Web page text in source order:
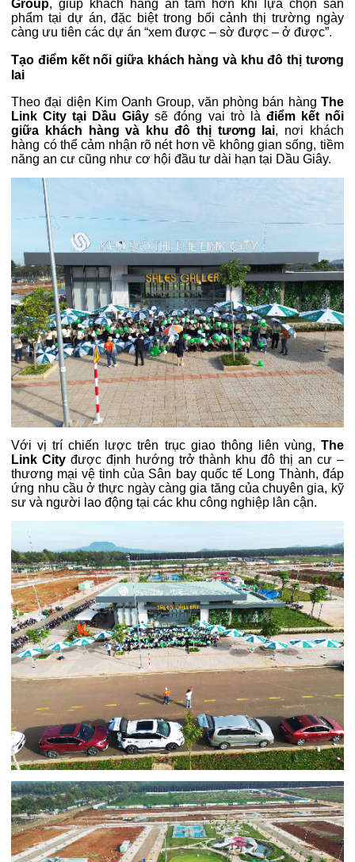
Group, giúp khách hàng an tâm hơn khi lựa chọn sản
phẩm tại dự án, đặc biệt trong bối cảnh thị trường ngày
càng ưu tiên các dự án “xem được – sờ được – ở được”.
Tạo điểm kết nối giữa khách hàng và khu đô thị tương
lai
Theo đại diện Kim Oanh Group, văn phòng bán hàng The
Link City tại Dầu Giây sẽ đóng vai trò là điểm kết nối
giữa khách hàng và khu đô thị tương lai, nơi khách
hàng có thể cảm nhận rõ nét hơn về không gian sống, tiềm
năng an cư cũng như cơ hội đầu tư dài hạn tại Dầu Giây.
Với vị trí chiến lược trên trục giao thông liên vùng, The
Link City được định hướng trở thành khu đô thị an cư –
thương mại vệ tinh của Sân bay quốc tế Long Thành, đáp
ứng nhu cầu ở thực ngày càng gia tăng của chuyên gia, kỹ
sư và người lao động tại các khu công nghiệp lân cận.